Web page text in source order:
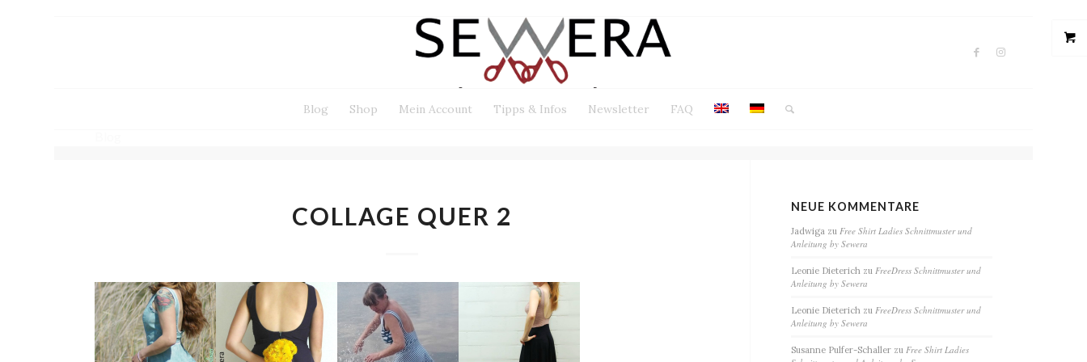
Blog Shop Mein Account Tipps & Infos Newsletter FAQ
COLLAGE QUER 2 NEUE KOMMENTARE
Jadwiga zuFree Shirt Ladies Schnittmuster und
Anleitung by Sewera
Leonie Dieterich zuFreeDress Schnittmuster und
Anleitung by Sewera
Leonie Dieterich zuFreeDress Schnittmuster und
Anleitung by Sewera
Susanne Pulfer-Schaller zuFree Shirt Ladies